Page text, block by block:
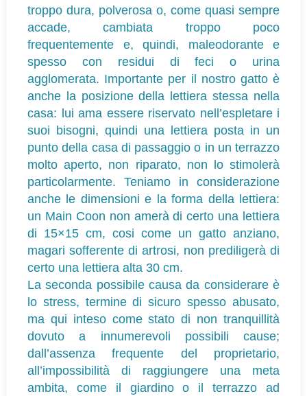
troppo dura, polverosa o, come quasi sempre
accade, cambiata troppo poco
frequentemente e, quindi, maleodorante e
spesso con residui di feci o urina
agglomerata. Importante per il nostro gatto è
anche la posizione della lettiera stessa nella
casa: lui ama essere riservato nell’espletare i
suoi bisogni, quindi una lettiera posta in un
punto della casa di passaggio o in un terrazzo
molto aperto, non riparato, non lo stimolerà
particolarmente. Teniamo in considerazione
anche le dimensioni e la forma della lettiera:
un Main Coon non amerà di certo una lettiera
di 15×15 cm, cosi come un gatto anziano,
magari sofferente di artrosi, non prediligerà di
certo una lettiera alta 30 cm.
La seconda possibile causa da considerare è
lo stress, termine di sicuro spesso abusato,
ma qui inteso come stato di non tranquillità
dovuto a innumerevoli possibili cause;
dall’assenza frequente del proprietario,
all’impossibilità di raggiungere una meta
ambita, come il giardino o il terrazzo ad